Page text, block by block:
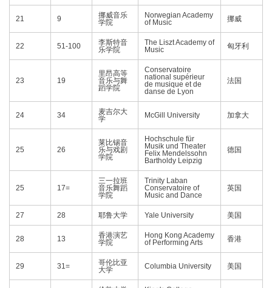
21 9
挪威音乐
学院
Norwegian Academy
of Music
挪威
22 51-100
李斯特音
乐学院
The Liszt Academy of
Music
匈牙利
23 19
里昂高等
音乐与舞
蹈学院
Conservatoire
national supérieur
de musique et de
danse de Lyon
法国
24 34
麦吉尔大
学
McGill University 加拿大
25 26
莱比锡音
乐与戏剧
学院
Hochschule für
Musik und Theater
Felix Mendelssohn
Bartholdy Leipzig
德国
25 17=
三一拉班
音乐舞蹈
学院
Trinity Laban
Conservatoire of
Music and Dance
英国
27 28 耶鲁大学 Yale University 美国
28 13
香港演艺
学院
Hong Kong Academy
of Performing Arts
香港
29 31=
哥伦比亚
大学
Columbia University 美国